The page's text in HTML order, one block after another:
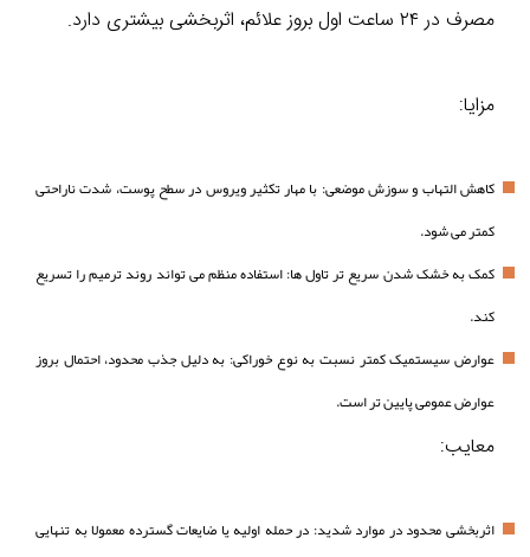
مصرف در ۲۴ ساعت اول بروز علائم، اثربخشی بیشتری دارد.
مزایا:
کاهش التهاب و سوزش موضعی: با مهار تکثیر ویروس در سطح پوست، شدت ناراحتی
کمتر می شود.
کمک به خشک شدن سریع تر تاول ها: استفاده منظم می تواند روند ترمیم را تسریع
کند.
عوارض سیستمیک کمتر نسبت به نوع خوراکی: به دلیل جذب محدود، احتمال بروز
عوارض عمومی پایین تر است.
معایب:
اثربخشی محدود در موارد شدید: در حمله اولیه یا ضایعات گسترده معمولا به تنهایی